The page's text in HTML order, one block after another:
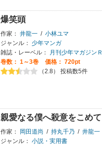
爆笑頭
作家： 井龍一 / 小林ユマ
ジャンル：
少年マンガ
雑誌・レーベル：
月刊少年マガジンＲ
巻数： 1～3巻
価格： 720pt
（2.8） 投稿数5件
親愛なる僕へ殺意をこめて
作家： 岡田道尚 / 持丸千乃 / 井龍一
ジャンル： 小説・実用書